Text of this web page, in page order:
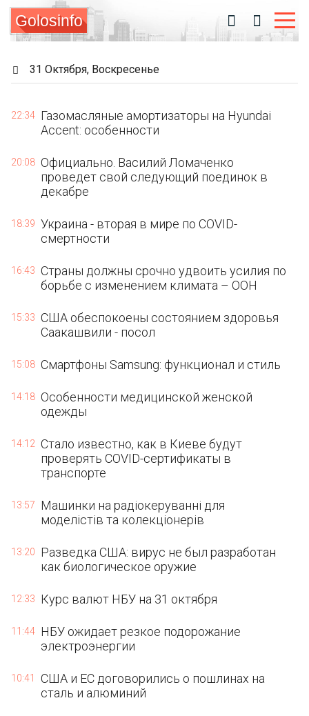
Golosinfo
31 Октября, Воскресенье
22:34 Газомасляные амортизаторы на Hyundai
Accent: особенности
20:08 Официально. Василий Ломаченко
проведет свой следующий поединок в
декабре
18:39 Украина - вторая в мире по COVID-
смертности
16:43 Страны должны срочно удвоить усилия по
борьбе с изменением климата – ООН
15:33 США обеспокоены состоянием здоровья
Саакашвили - посол
15:08 Смартфоны Samsung: функционал и стиль
14:18 Особенности медицинской женской
одежды
14:12 Стало известно, как в Киеве будут
проверять COVID-сертификаты в
транспорте
13:57
Машинки на радіокеруванні для
моделістів та колекціонерів
13:20
Разведка США: вирус не был разработан
как биологическое оружие
12:33 Курс валют НБУ на 31 октября
11:44 НБУ ожидает резкое подорожание
электроэнергии
10:41
США и ЕС договорились о пошлинах на
сталь и алюминий